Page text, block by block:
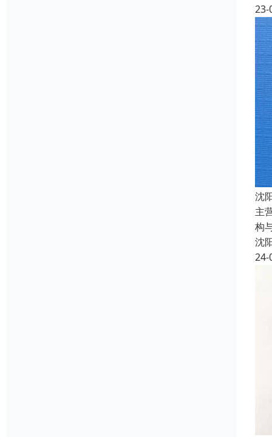
23-
沈
主
构
沈
24-